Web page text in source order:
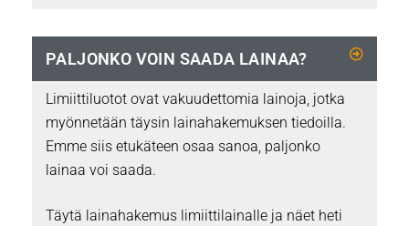
PALJONKO VOIN SAADA LAINAA?
Limiittiluotot ovat vakuudettomia lainoja, jotka
myönnetään täysin lainahakemuksen tiedoilla.
Emme siis etukäteen osaa sanoa, paljonko
lainaa voi saada.
Täytä lainahakemus limiittilainalle ja näet heti